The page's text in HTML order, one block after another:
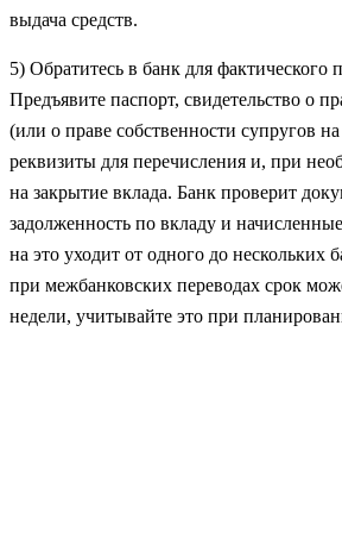
выдача средств.
5) Обратитесь в банк для фактического
Предъявите паспорт, свидетельство о
(или о праве собственности супругов
реквизиты для перечисления и, при
на закрытие вклада. Банк проверит
задолженность по вкладу и
на это уходит от одного до нескольких
при межбанковских переводах срок
недели, учитывайте это при